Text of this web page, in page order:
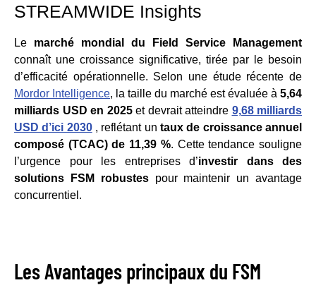
STREAMWIDE Insights
Le marché mondial du Field Service Management
connaît une croissance significative, tirée par le besoin
d’efficacité opérationnelle. Selon une étude récente de
Mordor Intelligence, la taille du marché est évaluée à 5,64
milliards USD en 2025et devrait atteindre 9,68 milliards
USD d’ici 2030, reflétant untaux de croissance annuel
composé (TCAC) de 11,39 %. Cette tendance souligne
l’urgence pour les entreprises d’investir dans des
solutions FSM robustespour maintenir un avantage
concurrentiel.
Les Avantages principaux du FSM